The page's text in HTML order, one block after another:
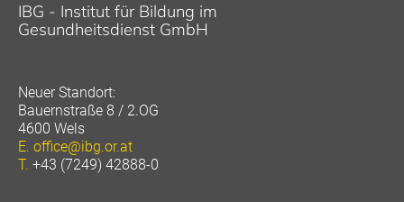
IBG - Institut für Bildung im
Gesundheitsdienst GmbH
Neuer Standort:
Bauernstraße 8 / 2.OG
4600 Wels
E. office@ibg.or.at
T. +43 (7249) 42888-0